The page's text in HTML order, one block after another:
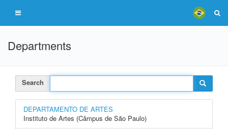
Departments
Search
DEPARTAMENTO DE ARTES
Instituto de Artes (Câmpus de São Paulo)